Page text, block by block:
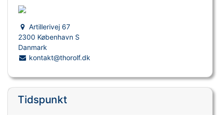
Artillerivej 67
2300 København S
Danmark
kontakt@thorolf.dk
Tidspunkt